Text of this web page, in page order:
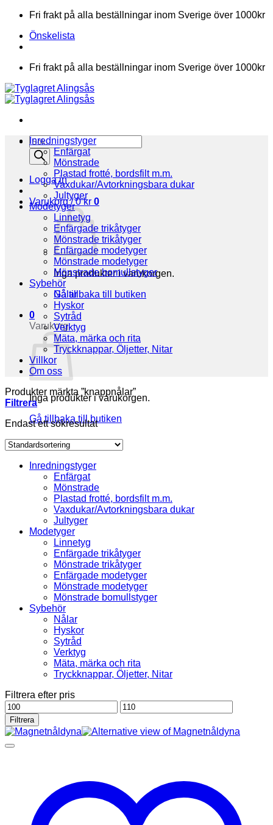
Skip
content
Fri frakt på alla beställningar inom Sverige över 1000kr
Önskelista
Fri frakt på alla beställningar inom Sverige över 1000kr
Products
search
Logga in
Varukorg /0kr 0
Inga produkter i varukorgen.
Gå tillbaka till butiken
0
Varukorg
Inga produkter i varukorgen.
Gå tillbaka till butiken
Inredningstyger
Enfärgat
Mönstrade
Plastad frotté, bordsfilt m.m.
Vaxdukar/Avtorkningsbara dukar
Jultyger
Modetyger
Linnetyg
Enfärgade trikåtyger
Mönstrade trikåtyger
Enfärgade modetyger
Mönstrade modetyger
Mönstrade bomullstyger
Sybehör
Nålar
Hyskor
Sytråd
Verktyg
Mäta, märka och rita
Tryckknappar, Öljetter, Nitar
Villkor
Om oss
Produkter märkta ”knappnålar”
Filtrera
Endast ett sökresultat
Inredningstyger
Enfärgat
Mönstrade
Plastad frotté, bordsfilt m.m.
Vaxdukar/Avtorkningsbara dukar
Jultyger
Modetyger
Linnetyg
Enfärgade trikåtyger
Mönstrade trikåtyger
Enfärgade modetyger
Mönstrade modetyger
Mönstrade bomullstyger
Sybehör
Nålar
Hyskor
Sytråd
Verktyg
Mäta, märka och rita
Tryckknappar, Öljetter, Nitar
Filtrera efter pris
Min
pris
Max
pris
Filtrera